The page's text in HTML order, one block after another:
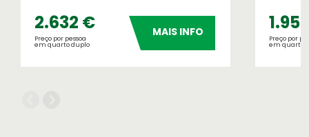
Seguros de Viagem
Verifique a apólice que se aplica à sua
2.632 €
Preço por pessoa
em quarto duplo
MAIS INFO Preço por
em quarto